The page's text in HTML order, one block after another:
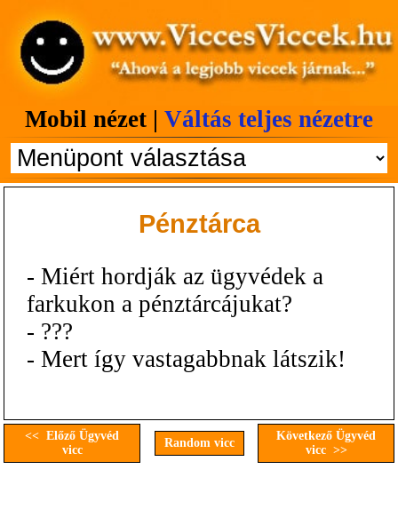
Mobil nézet | Váltás teljes nézetre
Pénztárca
- Miért hordják az ügyvédek a
farkukon a pénztárcájukat?
- ???
- Mert így vastagabbnak látszik!
<< Előző Ügyvéd
vicc
Random vicc
Következő Ügyvéd
vicc >>